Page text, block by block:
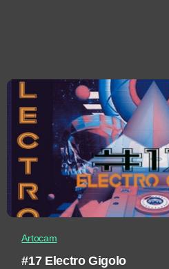
Artocam
#17 Electro Gigolo